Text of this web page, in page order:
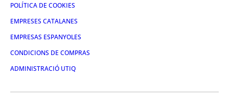
POLÍTICA DE COOKIES
EMPRESES CATALANES
EMPRESAS ESPANYOLES
CONDICIONS DE COMPRAS
ADMINISTRACIÓ UTIQ